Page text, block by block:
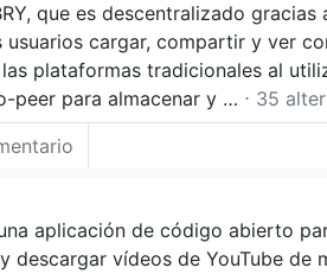
que es descentralizado
usuarios cargar, compartir y ver
plataformas tradicionales al
peer para almacenar y … ⋅ 35
aplicación de código abierto
descargar vídeos de YouTube de